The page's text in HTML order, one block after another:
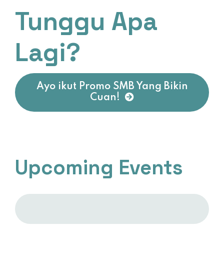
Tunggu Apa
Lagi?
Ayo ikut Promo SMB Yang Bikin
Cuan!
Upcoming Events